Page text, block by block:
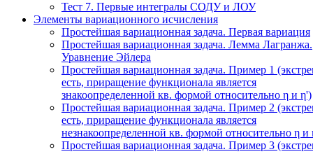
Тест 7. Первые интегралы СОДУ и ЛОУ
Элементы вариационного исчисления
Простейшая вариационная задача. Первая вариация
Простейшая вариационная задача. Лемма Лагранжа.
Уравнение Эйлера
Простейшая вариационная задача. Пример 1
есть, приращение функционала является
знакоопределенной кв. формой относительно η и η')
Простейшая вариационная задача. Пример 2
есть, приращение функционала является
незнакоопределенной кв. формой относительно η и
Простейшая вариационная задача. Пример 3